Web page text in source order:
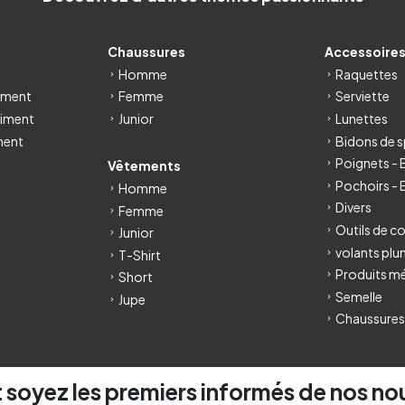
Chaussures
Homme
Femme
Junior
Vêtements
Homme
Femme
Junior
T-Shirt
Short
Jupe
Accessoires
Raquettes
Serviette
Lunettes
Bidons de
Poignets -
Pochoirs -
Divers
Outils de
volants
Produits
Semelle
Chaussures
les premiers informés de nos